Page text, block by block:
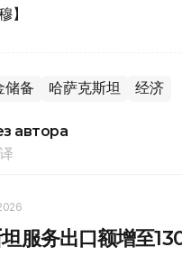
】
储备 哈萨克斯坦 经济
автора
服务出口额增至